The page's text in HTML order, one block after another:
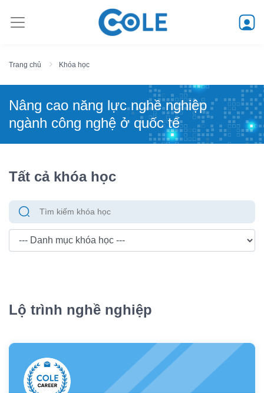
Trang chủ Khóa học
Nâng cao năng lực nghề nghiệp
ngành công nghệ ở quốc tế
Tất cả khóa học
Lộ trình nghề nghiệp